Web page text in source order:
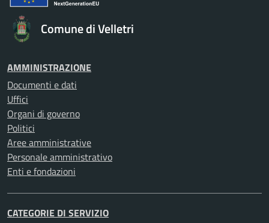
Comune di Velletri
AMMINISTRAZIONE
Documenti e dati
Uffici
Organi di governo
Politici
Aree amministrative
Personale amministrativo
Enti e fondazioni
CATEGORIE DI SERVIZIO